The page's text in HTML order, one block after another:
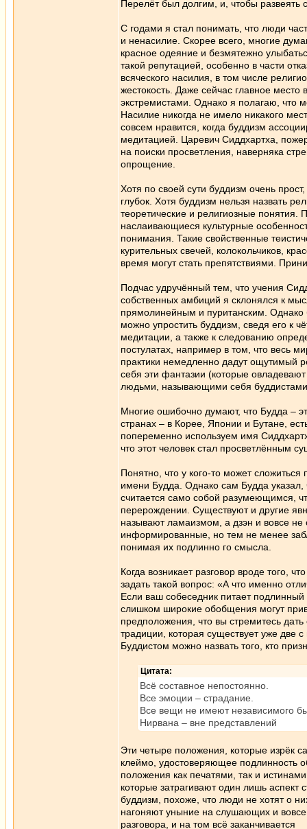
Перелёт был долгим, и, чтобы развеять
С годами я стал понимать, что люди
и ненасилие. Скорее всего, многие
красное одеяние и безмятежно
такой репутацией, особенно в части
всяческого насилия, в том числе
жестокость. Даже сейчас главное
экстремистами. Однако я полагаю, что
Насилие никогда не имело никакого
совсем нравится, когда буддизм
медитацией. Царевич Сиддхартха,
на поиски просветления, наверняка
опрощение.
Хотя по своей сути буддизм очень
глубок. Хотя буддизм нельзя назвать
теоретические и религиозные
наслаивающиеся культурные
понимания. Такие свойственные
курительных свечей, колокольчиков,
время могут стать препятствиями.
Подчас удручённый тем, что учения
собственных амбиций я склонялся к
прямолинейным и пуританским. Однако
можно упростить буддизм, сведя его к
медитации, а также к следованию
постулатах, например в том, что весь
практики немедленно дадут ощутимый
себя эти фантазии (которые
людьми, называющими себя
Многие ошибочно думают, что Будда –
странах – в Корее, Японии и Бутане,
попеременно используем имя
что этот человек стал просветлённым
Понятно, что у кого-то может сложиться
имени Будда. Однако сам Будда указал,
считается само собой разумеющимся,
перерождении. Существуют и другие
называют ламаизмом, а дзэн и вовсе не
информированные, но тем не менее
понимая их подлинно го смысла.
Когда возникает разговор вроде того,
задать такой вопрос: «А что именно
Если ваш собеседник питает
слишком широкие обобщения могут
предположения, что вы стремитесь
традиции, которая существует уже две
Буддистом можно назвать того, кто
Цитата:
Всё составное непостоянно.
Все эмоции – страдание.
Все вещи не имеют независимого
Нирвана – вне представлений
Эти четыре положения, которые изрёк
клеймо, удостоверяющее подлинность
положения как печатями, так и
которые затрагивают один лишь аспект
буддизм, похоже, что люди не хотят о
нагоняют уныние на слушающих и
разговора, и на том всё заканчивается